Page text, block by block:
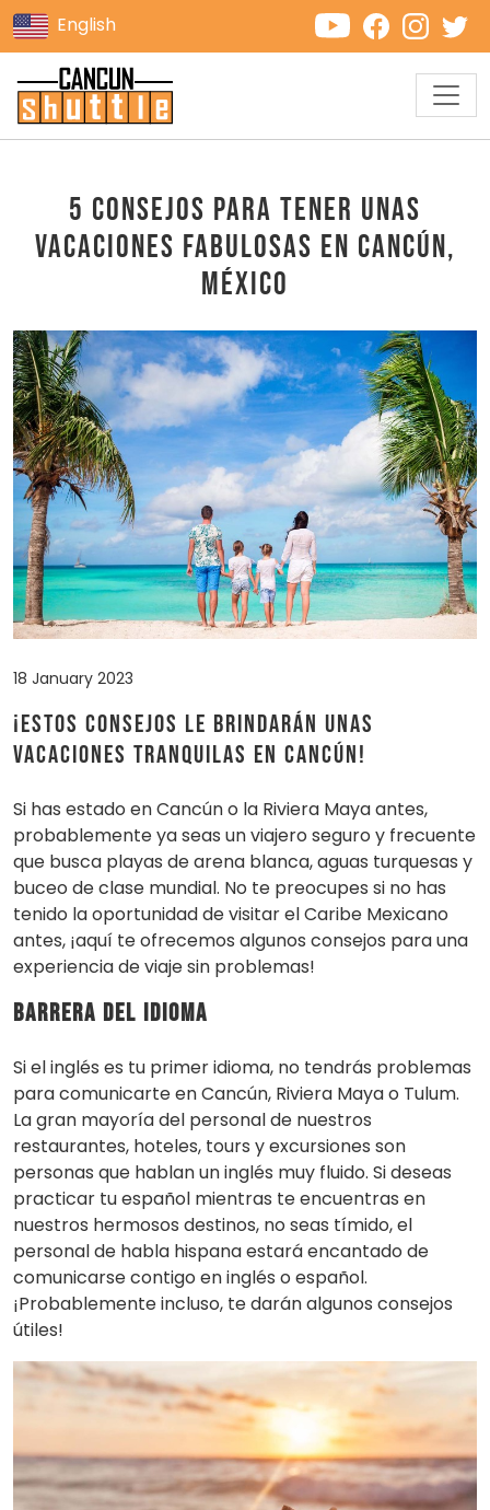
English
5 consejos para tener unas
vacaciones fabulosas en Cancún,
México
18 January 2023
¡Estos consejos le brindarán unas
vacaciones tranquilas en Cancún!
Si has estado en Cancún o la Riviera Maya antes,
probablemente ya seas un viajero seguro y frecuente
que busca playas de arena blanca, aguas turquesas y
buceo de clase mundial. No te preocupes si no has
tenido la oportunidad de visitar el Caribe Mexicano
antes, ¡aquí te ofrecemos algunos consejos para una
experiencia de viaje sin problemas!
Barrera del idioma
Si el inglés es tu primer idioma, no tendrás problemas
para comunicarte en Cancún, Riviera Maya o Tulum.
La gran mayoría del personal de nuestros
restaurantes, hoteles, tours y excursiones son
personas que hablan un inglés muy fluido. Si deseas
practicar tu español mientras te encuentras en
nuestros hermosos destinos, no seas tímido, el
personal de habla hispana estará encantado de
comunicarse contigo en inglés o español.
¡Probablemente incluso, te darán algunos consejos
útiles!